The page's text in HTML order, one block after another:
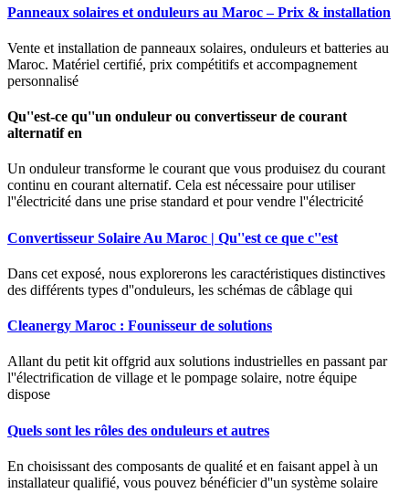
Panneaux solaires et onduleurs au Maroc – Prix & installation
Vente et installation de panneaux solaires, onduleurs et batteries au
Maroc. Matériel certifié, prix compétitifs et accompagnement
personnalisé
Qu''est-ce qu''un onduleur ou convertisseur de courant
alternatif en
Un onduleur transforme le courant que vous produisez du courant
continu en courant alternatif. Cela est nécessaire pour utiliser
l''électricité dans une prise standard et pour vendre l''électricité
Convertisseur Solaire Au Maroc | Qu''est ce que c''est
Dans cet exposé, nous explorerons les caractéristiques distinctives
des différents types d''onduleurs, les schémas de câblage qui
Cleanergy Maroc : Founisseur de solutions
Allant du petit kit offgrid aux solutions industrielles en passant par
l''électrification de village et le pompage solaire, notre équipe
dispose
Quels sont les rôles des onduleurs et autres
En choisissant des composants de qualité et en faisant appel à un
installateur qualifié, vous pouvez bénéficier d''un système solaire